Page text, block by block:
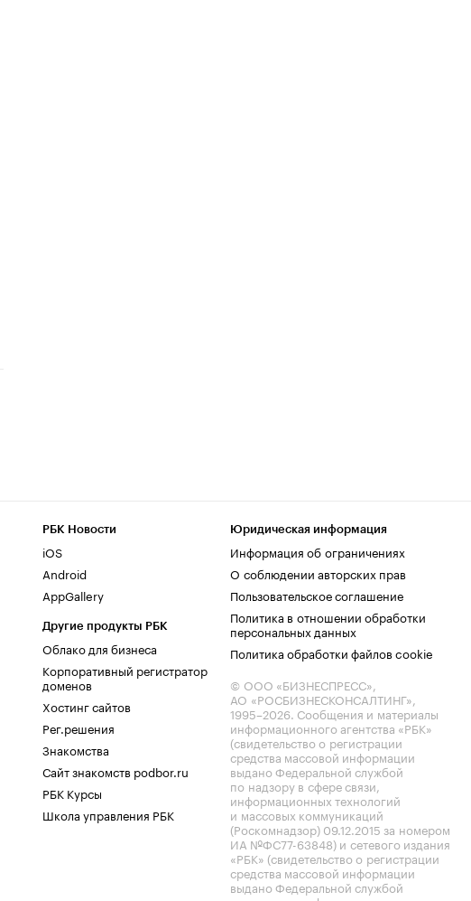
РБК Новости
iOS
Android
AppGallery
Другие продукты РБК
Облако для бизнеса
Корпоративный регистратор
доменов
Хостинг сайтов
Рег.решения
Знакомства
Сайт знакомств podbor.ru
РБК Курсы
Школа управления РБК
Юридическая информация
Информация об ограничениях
О соблюдении авторских прав
Пользовательское соглашение
Политика в отношении обработки
персональных данных
Политика обработки файлов cookie
© ООО «БИЗНЕСПРЕСС»,
АО «РОСБИЗНЕСКОНСАЛТИНГ»,
1995–2026. Сообщения и материалы
информационного агентства «РБК»
(свидетельство о регистрации
средства массовой информации
выдано Федеральной службой
по надзору в сфере связи,
информационных технологий
и массовых коммуникаций
(Роскомнадзор) 09.12.2015 за номером
ИА №ФС77-63848) и сетевого издания
«РБК» (свидетельство о регистрации
средства массовой информации
выдано Федеральной службой